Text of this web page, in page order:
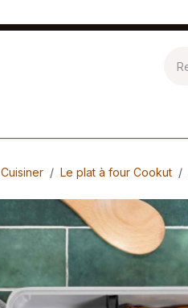
Cuisiner Le plat à four Cookut